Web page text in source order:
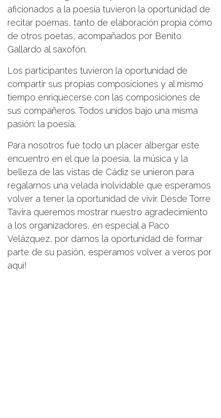
aficionados a la poesía tuvieron la oportunidad de
recitar poemas, tanto de elaboración propia cómo
de otros poetas, acompañados por Benito
Gallardo al saxofón.
Los participantes tuvieron la oportunidad de
compartir sus propias composiciones y al mismo
tiempo enriquecerse con las composiciones de
sus compañeros. Todos unidos bajo una misma
pasión: la poesía.
Para nosotros fue todo un placer albergar este
encuentro en el que la poesía, la música y la
belleza de las vistas de Cádiz se unieron para
regalarnos una velada inolvidable que esperamos
volver a tener la oportunidad de vivir. Desde Torre
Tavira queremos mostrar nuestro agradecimiento
a los organizadores, en especial a Paco
Velázquez, por darnos la oportunidad de formar
parte de su pasión, esperamos volver a veros por
aquí!